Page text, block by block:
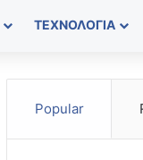
ΤΕΧΝΟΛΟΓΊΑ
Popular